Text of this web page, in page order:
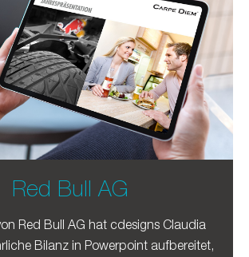
Red Bull AG
Red Bull AG hat cdesigns Claudia
Bilanz in Powerpoint aufbereitet,